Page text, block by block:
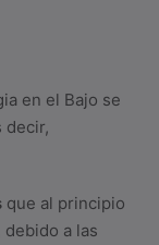
en el Bajo se
decir,
que al principio
a las